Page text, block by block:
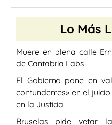
Lo Más
Muere en plena calle
de Cantabria Labs
El Gobierno pone en
contundentes» en el
en la Justicia
Bruselas pide vetar